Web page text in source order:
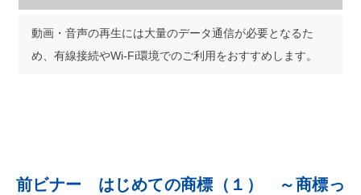
動画・音声の再生には大量のデータ通信が必要となるた
め、有線接続やWi-Fi環境でのご利用をおすすめします。
前ビナー はじめての商標（１） ～商標っ